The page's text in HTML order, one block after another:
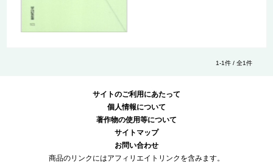
1-1件 / 全1件
サイトのご利用にあたって
個人情報について
著作物の使用等について
サイトマップ
お問い合わせ
商品のリンクにはアフィリエイトリンクを含みます。